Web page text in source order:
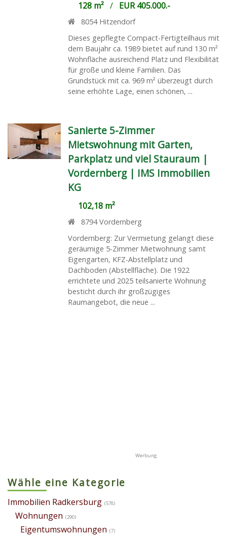
128 m²/ EUR 405.000.-
8054 Hitzendorf
Dieses gepflegte Compact-Fertigteilhaus mit
dem Baujahr ca. 1989 bietet auf rund 130 m²
Wohnfläche ausreichend Platz und Flexibilität
für große und kleine Familien. Das
Grundstück mit ca. 969 m² überzeugt durch
seine erhöhte Lage, einen schönen, ...
Sanierte 5-Zimmer
Mietswohnung mit Garten,
Parkplatz und viel Stauraum |
Vordernberg | IMS Immobilien
KG
102,18 m²
8794 Vordernberg
Vordernberg: Zur Vermietung gelangt diese
geräumige 5-Zimmer Mietwohnung samt
Eigengarten, KFZ-Abstellplatz und
Dachboden (Abstellfläche). Die 1922
errichtete und 2025 teilsanierte Wohnung
besticht durch ihr großzügiges
Raumangebot, die neue ...
Wähle eine Kategorie
Immobilien Radkersburg (578)
Wohnungen (290)
Eigentumswohnungen (7)